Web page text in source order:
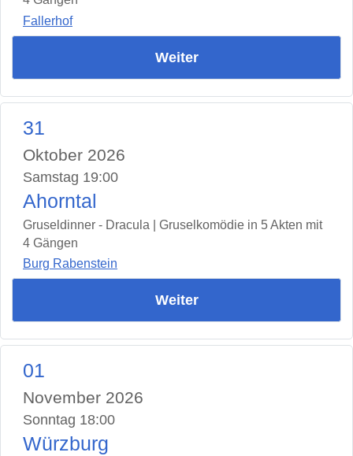
Fallerhof
Weiter
31
Oktober 2026
Samstag 19:00
Ahorntal
Gruseldinner - Dracula | Gruselkomödie in 5 Akten mit
4 Gängen
Burg Rabenstein
Weiter
01
November 2026
Sonntag 18:00
Würzburg